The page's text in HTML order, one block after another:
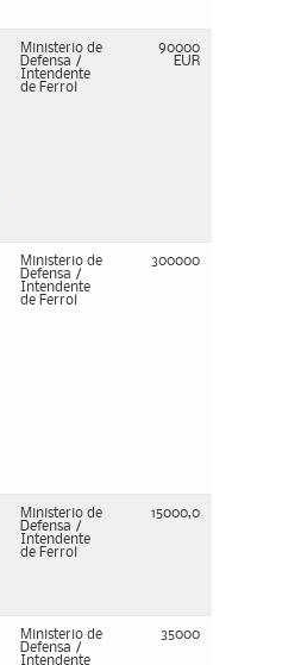
Ministerio de
Defensa /
Intendente
de Ferrol
90000
EUR
Ministerio de
Defensa /
Intendente
de Ferrol
300000
Ministerio de
Defensa /
Intendente
de Ferrol
15000,0
Ministerio de
Defensa /
Intendente
35000